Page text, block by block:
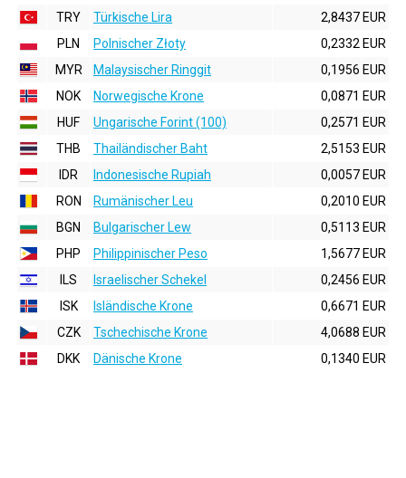
TRY
Türkische Lira
2,8437 EUR
PLN
Polnischer Złoty
0,2332 EUR
MYR
Malaysischer Ringgit
0,1956 EUR
NOK
Norwegische Krone
0,0871 EUR
HUF
Ungarische Forint (100)
0,2571 EUR
THB
Thailändischer Baht
2,5153 EUR
IDR
Indonesische Rupiah
0,0057 EUR
RON
Rumänischer Leu
0,2010 EUR
BGN
Bulgarischer Lew
0,5113 EUR
PHP
Philippinischer Peso
1,5677 EUR
ILS
Israelischer Schekel
0,2456 EUR
ISK
Isländische Krone
0,6671 EUR
CZK
Tschechische Krone
4,0688 EUR
DKK
Dänische Krone 0,1340 EUR